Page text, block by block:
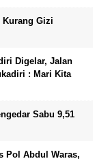
Gizi
Digelar, Jalan
: Mari Kita
Sabu 9,51
Pol Abdul Waras,